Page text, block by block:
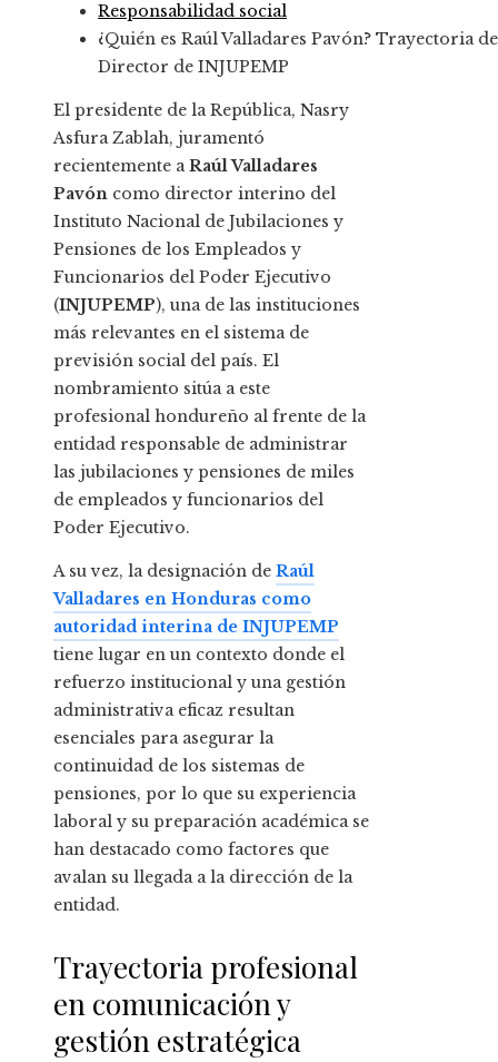
Responsabilidad social
¿Quién es Raúl Valladares Pavón? Trayectoria
Director de INJUPEMP
El presidente de la República, Nasry
Asfura Zablah, juramentó
recientemente aRaúl Valladares
Pavón como director interino del
Instituto Nacional de Jubilaciones y
Pensiones de los Empleados y
Funcionarios del Poder Ejecutivo
(INJUPEMP), una de las instituciones
más relevantes en el sistema de
previsión social del país. El
nombramiento sitúa a este
profesional hondureño al frente de la
entidad responsable de administrar
las jubilaciones y pensiones de miles
de empleados y funcionarios del
Poder Ejecutivo.
A su vez, la designación de Raúl
Valladares en Honduras como
autoridad interina de INJUPEMP
tiene lugar en un contexto donde el
refuerzo institucional y una gestión
administrativa eficaz resultan
esenciales para asegurar la
continuidad de los sistemas de
pensiones, por lo que su experiencia
laboral y su preparación académica se
han destacado como factores que
avalan su llegada a la dirección de la
entidad.
Trayectoria profesional
en comunicación y
gestión estratégica